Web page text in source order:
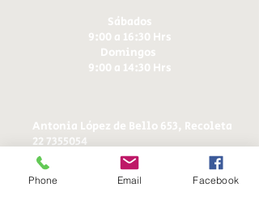
Sábados
9:00 a 16:30 Hrs
Domingos
9:00 a 14:30 Hrs
Antonia López de Bello 653, Recoleta
22 7355054
22 7375725
+56 9 75224598
ducereposteria@gmail.com
Phone Email Facebook